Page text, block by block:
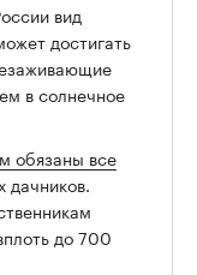
вид
достигать
в солнечное
обязаны все
дачников.
до 700